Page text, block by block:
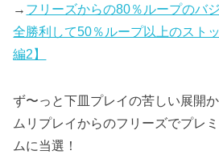
→ フリーズからの80％ループのバ
全勝利して50％ループ以上のスト
編2】
ず〜っと下皿プレイの苦しい展開
ムリプレイからのフリーズでプレ
ムに当選！